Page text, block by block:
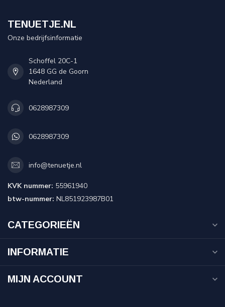
TENUETJE.NL
Onze bedrijfsinformatie
Schoffel 20C-1
1648 GG de Goorn
Nederland
0628987309
0628987309
info@tenuetje.nl
KVK nummer: 55961940
btw-nummer: NL851923987B01
CATEGORIEËN
INFORMATIE
MIJN ACCOUNT